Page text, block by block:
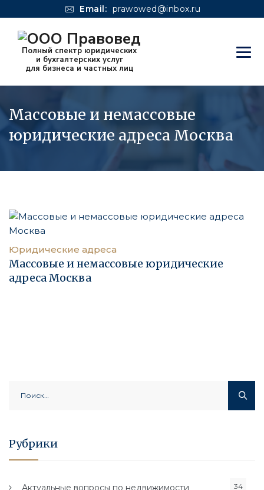
Email: prawowed@inbox.ru
Массовые и немассовые
юридические адреса Москва
Юридические адреса
Массовые и немассовые юридические
адреса Москва
Рубрики
Актуальные вопросы по недвижимости 34